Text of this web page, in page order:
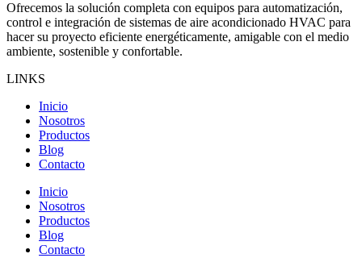
Ofrecemos la solución completa con equipos para automatización,
control e integración de sistemas de aire acondicionado HVAC para
hacer su proyecto eficiente energéticamente, amigable con el medio
ambiente, sostenible y confortable.
LINKS
Inicio
Nosotros
Productos
Blog
Contacto
Inicio
Nosotros
Productos
Blog
Contacto